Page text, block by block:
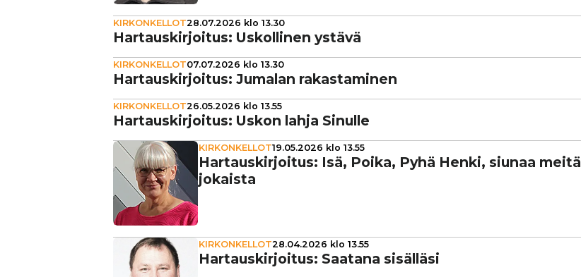
KIRKONKELLOT28.07.2026 klo 13.30
Har­taus­kir­joi­tus: Uskol­li­nen ystävä
KIRKONKELLOT07.07.2026 klo 13.30
Har­taus­kir­joi­tus: Jumalan rakas­ta­mi­nen
KIRKONKELLOT26.05.2026 klo 13.55
Har­taus­kir­joi­tus: Uskon lahja Sinulle
KIRKONKELLOT19.05.2026 klo 13.55
Har­taus­kir­joi­tus: Isä, Poika, Pyhä Henki, siunaa meitä
jokaista
KIRKONKELLOT28.04.2026 klo 13.55
Har­taus­kir­joi­tus: Saatana sisälläsi